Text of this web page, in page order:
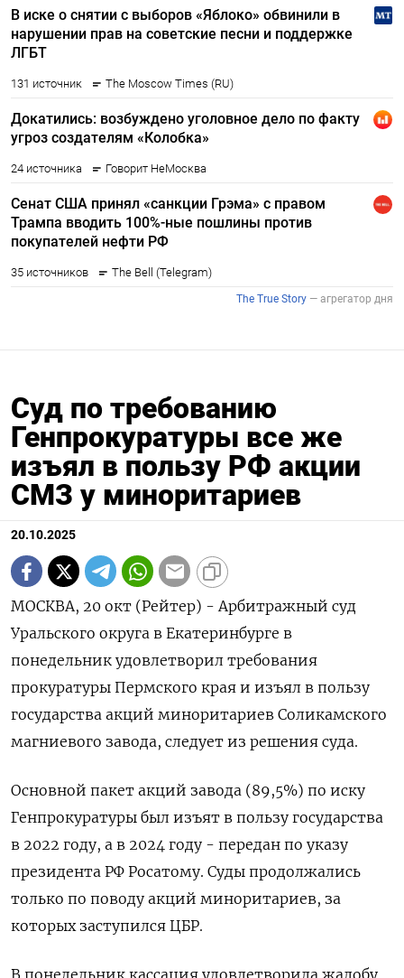
Суд по требованию
Генпрокуратуры все же
изъял в пользу РФ акции
СМЗ у миноритариев
20.10.2025
МОСКВА, 20 окт (Рейтер) - Арбитражный суд
Уральского округа в Екатеринбурге в
понедельник удовлетворил требования
прокуратуры Пермского края и изъял в пользу
государства акций миноритариев Соликамского
магниевого завода, следует из решения суда.
Основной пакет акций завода (89,5%) по иску
Генпрокуратуры был изъят в пользу государства
в 2022 году, а в 2024 году - передан по указу
президента РФ Росатому. Суды продолжались
только по поводу акций миноритариев, за
которых заступился ЦБР.